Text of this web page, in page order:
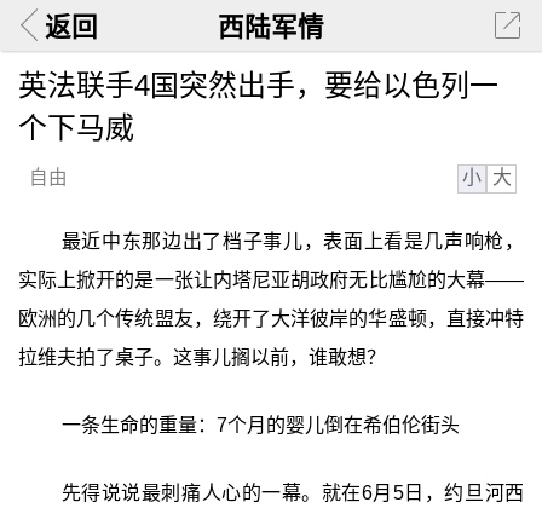
返回 西陆军情
英法联手4国突然出手，要给以色列一
个下马威
自由 小 大
最近中东那边出了档子事儿，表面上看是几声响枪，
实际上掀开的是一张让内塔尼亚胡政府无比尴尬的大幕——
欧洲的几个传统盟友，绕开了大洋彼岸的华盛顿，直接冲特
拉维夫拍了桌子。这事儿搁以前，谁敢想？
一条生命的重量：7个月的婴儿倒在希伯伦街头
先得说说最刺痛人心的一幕。就在6月5日，约旦河西